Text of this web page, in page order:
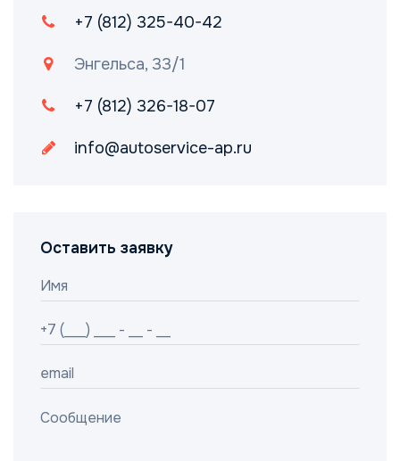
+7 (812) 325-40-42
Энгельса, 33/1
+7 (812) 326-18-07
info@autoservice-ap.ru
Оставить заявку